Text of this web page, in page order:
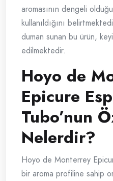
aromasının dengeli
kullanıldığını
duman sunan bu ürün,
edilmektedir.
Hoyo de
Epicure
Tubo’nun
Nelerdir?
Hoyo de Monterrey
bir aroma profiline sahip